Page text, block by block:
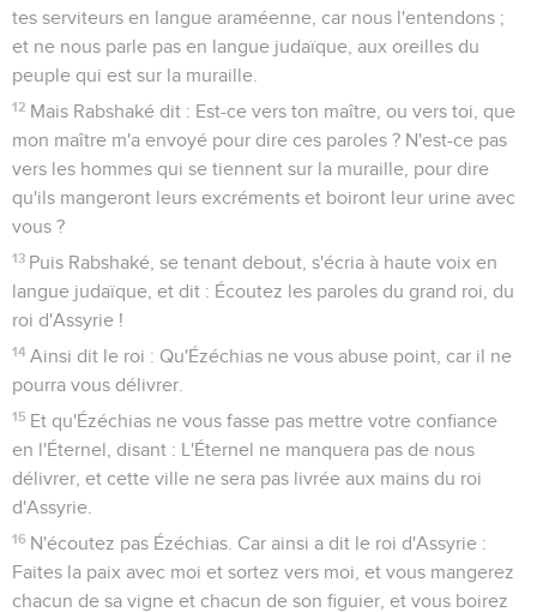
tes serviteurs en langue araméenne, car nous l'entendons ;
et ne nous parle pas en langue judaïque, aux oreilles du
peuple qui est sur la muraille.
12 Mais Rabshaké dit : Est-ce vers ton maître, ou vers toi, que
mon maître m'a envoyé pour dire ces paroles ? N'est-ce pas
vers les hommes qui se tiennent sur la muraille, pour dire
qu'ils mangeront leurs excréments et boiront leur urine avec
vous ?
13 Puis Rabshaké, se tenant debout, s'écria à haute voix en
langue judaïque, et dit : Écoutez les paroles du grand roi, du
roi d'Assyrie !
14 Ainsi dit le roi : Qu'Ézéchias ne vous abuse point, car il ne
pourra vous délivrer.
15 Et qu'Ézéchias ne vous fasse pas mettre votre confiance
en l'Éternel, disant : L'Éternel ne manquera pas de nous
délivrer, et cette ville ne sera pas livrée aux mains du roi
d'Assyrie.
16 N'écoutez pas Ézéchias. Car ainsi a dit le roi d'Assyrie :
Faites la paix avec moi et sortez vers moi, et vous mangerez
chacun de sa vigne et chacun de son figuier, et vous boirez